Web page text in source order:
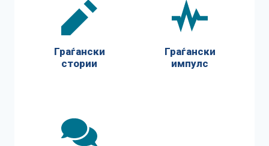
Граѓански
стории
Граѓански
импулс